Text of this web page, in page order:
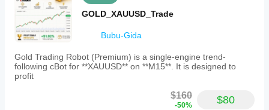
GOLD_XAUUSD_Trade
Bubu-Gida
Gold Trading Robot (Premium) is a single-engine trend-
following cBot for **XAUUSD** on **M15**. It is designed to
profit
$160
-50% $80